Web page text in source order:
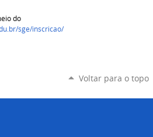
do
sge/inscricao/
Voltar para o topo